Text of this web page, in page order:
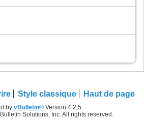
Style classique Haut de page
by vBulletin®Version 4.2.5
Solutions, Inc. All rights reserved.